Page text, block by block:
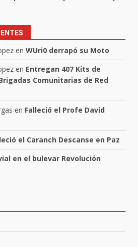
en WUri0 derrapó su Moto
en Entregan 407 Kits de
Comunitarias de Red
en Falleció el Profe David
el Caranch Descanse en Paz
en el bulevar Revolución